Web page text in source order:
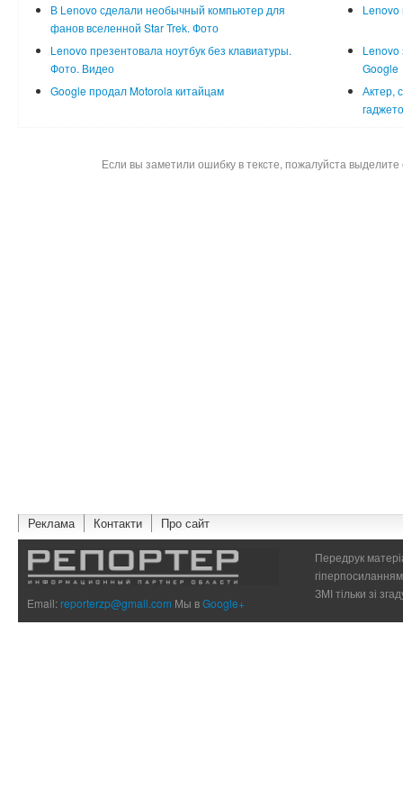
В Lenovo сделали необычный компьютер для
фанов вселенной Star Trek. Фото
Lenovo
Lenovo презентовала ноутбук без клавиатуры.
Фото. Видео
Lenovo
Google
Google продал Motorola китайцам
Актер,
Если вы заметили ошибку в тексте, пожалуйста
Реклама Контакти Про сайт
Email:reporterzp@gmail.com Мы вGoogle+
Передрук
ЗМІ тільки зі